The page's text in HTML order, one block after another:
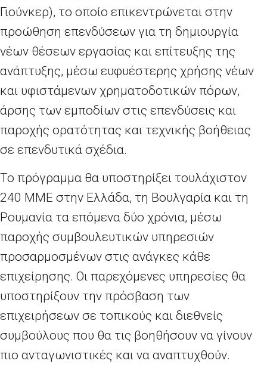
Γιούνκερ), το οποίο επικεντρώνεται στην
προώθηση επενδύσεων για τη δημιουργία
νέων θέσεων εργασίας και επίτευξης της
ανάπτυξης, μέσω ευφυέστερης χρήσης νέων
και υφιστάμενων χρηματοδοτικών πόρων,
άρσης των εμποδίων στις επενδύσεις και
παροχής ορατότητας και τεχνικής βοήθειας
σε επενδυτικά σχέδια.
Το πρόγραμμα θα υποστηρίξει τουλάχιστον
240 ΜΜΕ στην Ελλάδα, τη Βουλγαρία και τη
Ρουμανία τα επόμενα δύο χρόνια, μέσω
παροχής συμβουλευτικών υπηρεσιών
προσαρμοσμένων στις ανάγκες κάθε
επιχείρησης. Οι παρεχόμενες υπηρεσίες θα
υποστηρίξουν την πρόσβαση των
επιχειρήσεων σε τοπικούς και διεθνείς
συμβούλους που θα τις βοηθήσουν να γίνουν
πιο ανταγωνιστικές και να αναπτυχθούν.